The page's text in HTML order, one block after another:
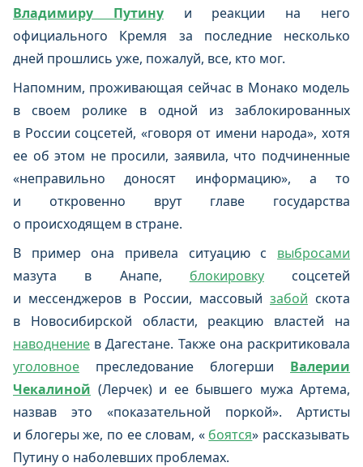
Владимиру Путинуи реакции на него
официального Кремля за последние несколько
дней прошлись уже, пожалуй, все, кто мог.
Напомним, проживающая сейчас в Монако модель
в своем ролике в одной из заблокированных
в России соцсетей, «говоря от имени народа», хотя
ее об этом не просили, заявила, что подчиненные
«неправильно доносят информацию», а то
и откровенно врут главе государства
о происходящем в стране.
В пример она привела ситуацию с выбросами
мазута в Анапе, блокировкусоцсетей
и мессенджеров в России, массовый забой скота
в Новосибирской области, реакцию властей на
наводнение в Дагестане. Также она раскритиковала
уголовное преследование блогерши Валерии
Чекалиной (Лерчек) и ее бывшего мужа Артема,
назвав это «показательной поркой». Артисты
и блогеры же, по ее словам, « боятся» рассказывать
Путину о наболевших проблемах.